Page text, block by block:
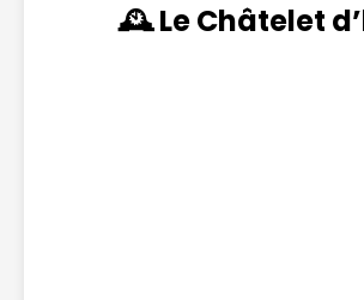
🕰️ Le Châtelet